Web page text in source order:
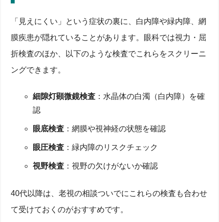
「見えにくい」という症状の裏に、白内障や緑内障、網
膜疾患が隠れていることがあります。眼科では視力・屈
折検査のほか、以下のような検査でこれらをスクリーニ
ングできます。
細隙灯顕微鏡検査 ：水晶体の白濁（白内障）を確
認
眼底検査 ：網膜や視神経の状態を確認
眼圧検査 ：緑内障のリスクチェック
視野検査 ：視野の欠けがないか確認
40代以降は、老視の相談ついでにこれらの検査も合わせ
て受けておくのがおすすめです。